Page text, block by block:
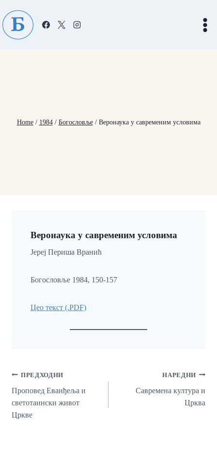
to
content
Home / 1984 / Богословље / Веронаука у савременим условима
Веронаука у савременим условима
Јереј Периша Вранић
Богословље 1984, 150-157
Цео текст (.PDF)
Кретање
ПРЕДХОДНИ
Проповед Еванђеља и
светотаински живот
Цркве
НАРЕДНИ
Савремена култура и
Црква